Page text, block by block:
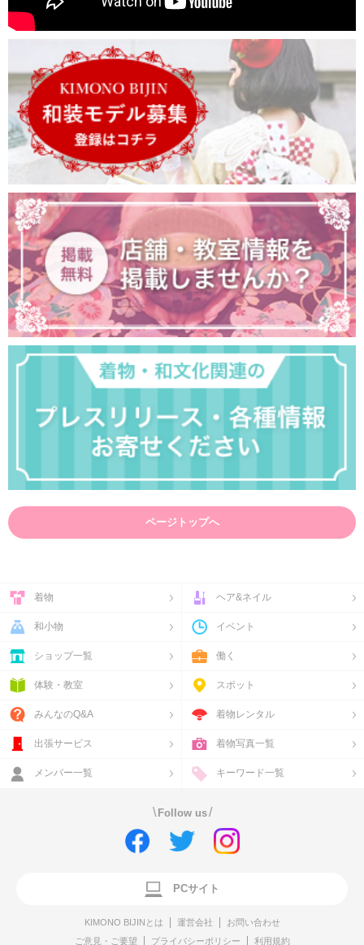
ページトップへ
着物 ヘア&ネイル
和小物 イベント
ショップ一覧 働く
体験・教室 スポット
みんなのQ&A 着物レンタル
出張サービス 着物写真一覧
メンバー一覧 キーワード一覧
\ Follow us/
PCサイト
KIMONO BIJINとは 運営会社
お問い合わせ
ご意見・ご要望
プライバシーポリシー 利用規約